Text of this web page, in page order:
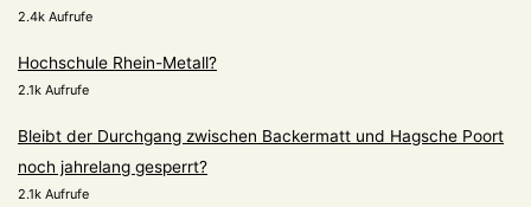
2.4k Aufrufe
Hochschule Rhein-Metall?
2.1k Aufrufe
Bleibt der Durchgang zwischen Backermatt und Hagsche Poort
noch jahrelang gesperrt?
2.1k Aufrufe